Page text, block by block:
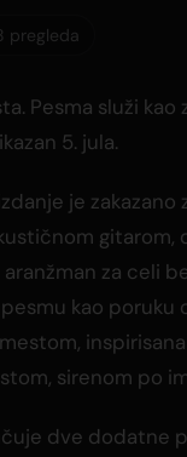
pregleda
Pesma služi kao
5. jula.
je zakazano
gitarom,
za celi
kao poruku
sirenom po
dve dodatne